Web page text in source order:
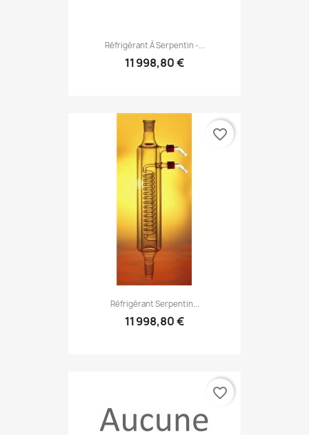
Réfrigérant À Serpentin -...
11 998,80 €
Réfrigérant Serpentin...
11 998,80 €
favorite_border
favorite_border